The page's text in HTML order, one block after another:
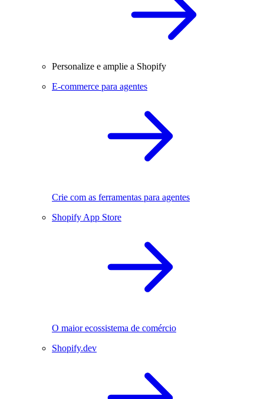
Personalize e amplie a Shopify
E-commerce para agentes
Crie com as ferramentas para agentes
Shopify App Store
O maior ecossistema de comércio
Shopify.dev